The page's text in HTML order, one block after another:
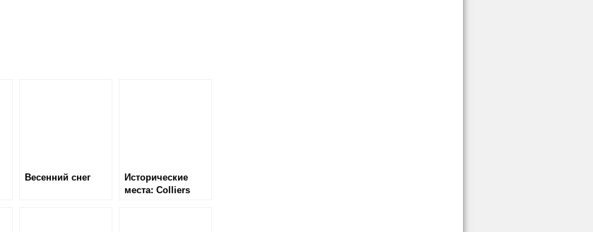
Весенний снег
Исторические
места: Colliers